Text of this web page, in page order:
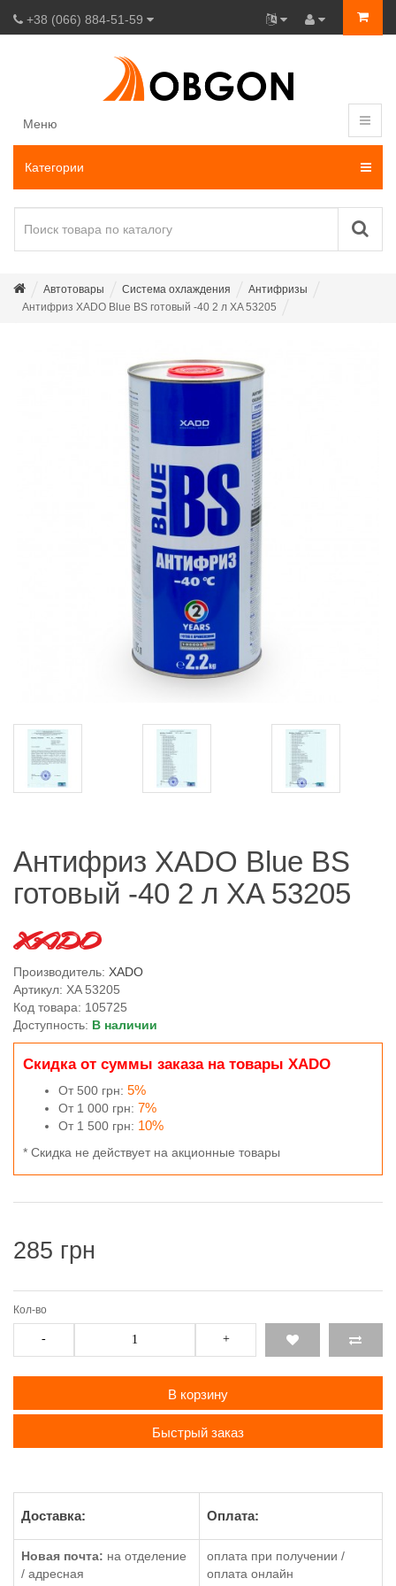
+38 (066) 884-51-59
Меню
Категории
Автотовары Система охлаждения
Антифризы
Антифриз XADO Blue BS готовый -40 2 л XA 53205
Антифриз XADO Blue BS
готовый -40 2 л XA 53205
Производитель: XADO
Артикул: XA 53205
Код товара: 105725
Доступность: В наличии
Скидка от суммы заказа на товары XADO
От 500 грн: 5%
От 1 000 грн: 7%
От 1 500 грн: 10%
* Скидка не действует на акционные товары
285 грн
Кол-во
- +
В корзину
Быстрый заказ
Доставка: Оплата:
Новая почта: на отделение
/ адресная
оплата при получении /
оплата онлайн